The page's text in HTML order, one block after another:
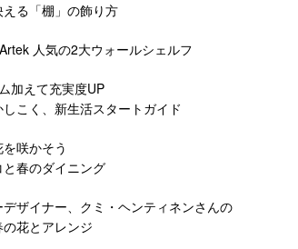
える「棚」の飾り方
人気の2大ウォールシェルフ
加えて充実度UP
こく、新生活スタートガイド
を咲かそう
春のダイニング
デザイナー、クミ・ヘンティネンさんの
花とアレンジ